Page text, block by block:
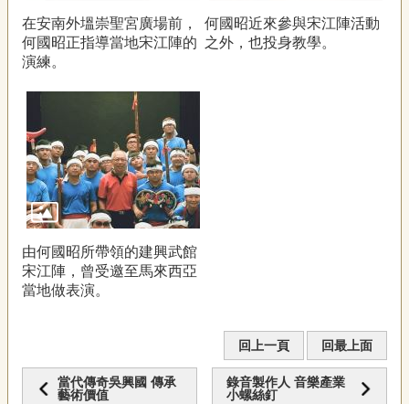
在安南外塭崇聖宮廣場前，
何國昭正指導當地宋江陣的
演練。
何國昭近來參與宋江陣活動
之外，也投身教學。
由何國昭所帶領的建興武館
宋江陣，曾受邀至馬來西亞
當地做表演。
回上一頁 回最上面
當代傳奇吳興國 傳承
藝術價值
錄音製作人 音樂產業
小螺絲釘